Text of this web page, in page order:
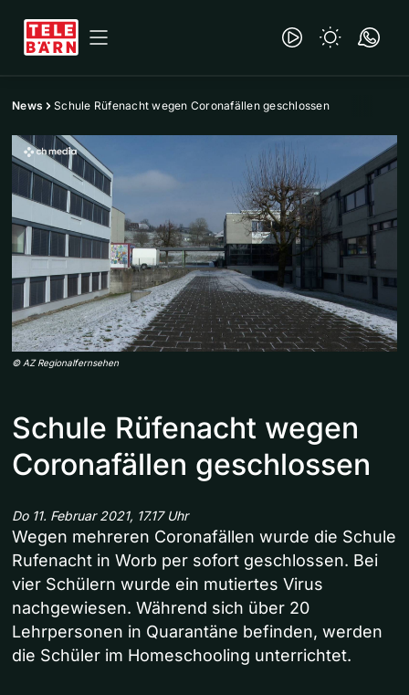
News Schule Rüfenacht wegen Coronafällen geschlossen
© AZ Regionalfernsehen
Schule Rüfenacht wegen
Coronafällen geschlossen
Do 11. Februar 2021, 17.17 Uhr
Wegen mehreren Coronafällen wurde die Schule
Rufenacht in Worb per sofort geschlossen. Bei
vier Schülern wurde ein mutiertes Virus
nachgewiesen. Während sich über 20
Lehrpersonen in Quarantäne befinden, werden
die Schüler im Homeschooling unterrichtet.